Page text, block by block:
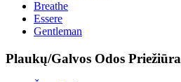
Breathe
Essere
Gentleman
Plaukų/Galvos Odos Priežiūra